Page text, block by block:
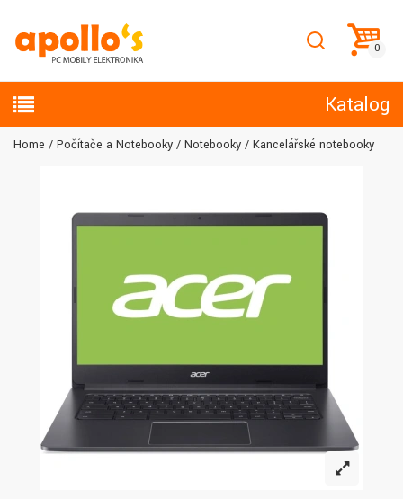
Katalog
Home Počítače a Notebooky Notebooky Kancelářské notebooky